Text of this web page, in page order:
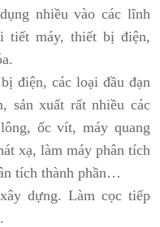
nhiều vào các lĩnh
tiết máy, thiết bị điện,
điện, các loại đầu đạn
sản xuất rất nhiều các
ốc vít, máy quang
xạ, làm máy phân tích
tích thành phần…
dựng. Làm cọc tiếp